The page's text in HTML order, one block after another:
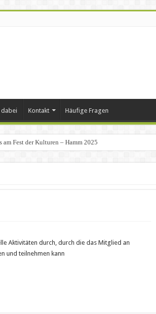
dabei Kontakt Häufige Fragen
Fest der Kulturen – Hamm 2025
Aktivitäten durch, durch die das Mitglied an
und teilnehmen kann